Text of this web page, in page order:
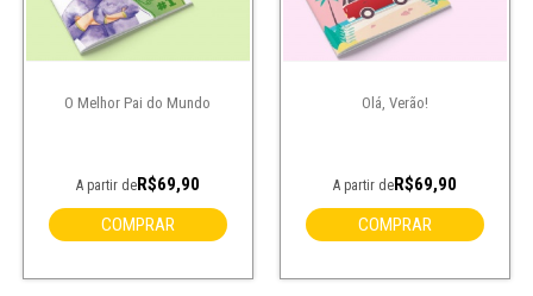
O Melhor Pai do Mundo
A partir deR$69,90
COMPRAR
Olá, Verão!
A partir deR$69,90
COMPRAR